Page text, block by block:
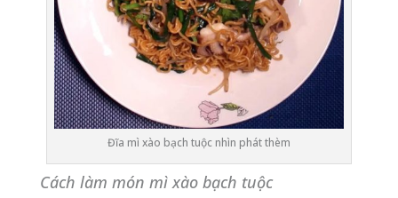
Đĩa mì xào bạch tuộc nhìn phát thèm
Cách làm món mì xào bạch tuộc